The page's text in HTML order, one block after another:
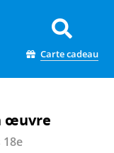
Carte cadeau
œuvre
18e